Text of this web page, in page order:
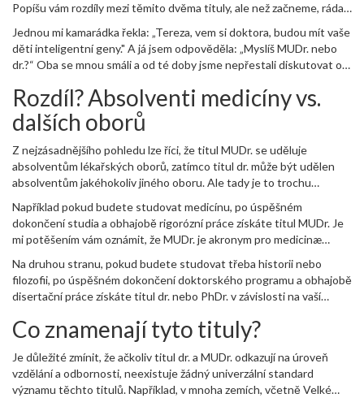
Popíšu vám rozdíly mezi těmito dvěma tituly, ale než začneme, ráda
Jednou mi kamarádka řekla: „Tereza, vem si doktora, budou mít vaše
děti inteligentní geny." A já jsem odpověděla: „Myslíš MUDr. nebo
dr.?“ Oba se mnou smáli a od té doby jsme nepřestali diskutovat o
Rozdíl? Absolventi medicíny vs.
dalších oborů
Z nejzásadnějšího pohledu lze říci, že titul MUDr. se uděluje
absolventům lékařských oborů, zatímco titul dr. může být udělen
absolventům jakéhokoliv jiného oboru. Ale tady je to trochu
udělovány lidem, kteří absolvovali programy doktorského studia v
různých oborech.
Například pokud budete studovat medicínu, po úspěšném
dokončení studia a obhajobě rigorózní práce získáte titul MUDr. Je
mi potěšením vám oznámit, že MUDr. je akronym pro medicinæ
latinský jazyk je stále důležitý při učení medicíny a práva!
Na druhou stranu, pokud budete studovat třeba historii nebo
filozofii, po úspěšném dokončení doktorského programu a obhajobě
disertační práce získáte titul dr. nebo PhDr. v závislosti na vaší
spektru oborů od přírodních věd po humanitní vědy.
Co znamenají tyto tituly?
Je důležité zmínit, že ačkoliv titul dr. a MUDr. odkazují na úroveň
vzdělání a odbornosti, neexistuje žádný univerzální standard
významu těchto titulů. Například, v mnoha zemích, včetně Velké